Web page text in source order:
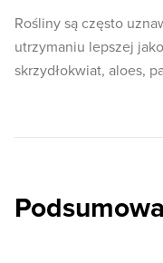
Rośliny są często
utrzymaniu lepszej
skrzydłokwiat, aloes,